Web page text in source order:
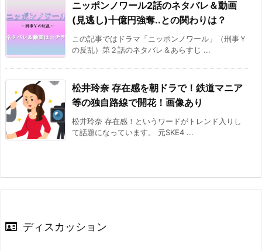
ニッポンノワール2話のネタバレ＆動画
(見逃し)十億円強奪..との関わりは？
この記事ではドラマ「ニッポンノワール」（刑事Ｙ
の反乱）第２話のネタバレ＆あらすじ ...
松井玲奈 存在感を朝ドラで！鉄道マニア
等の独自路線で開花！画像あり
松井玲奈 存在感！というワードがトレンド入りし
て話題になっています。 元SKE4 ...
ディスカッション